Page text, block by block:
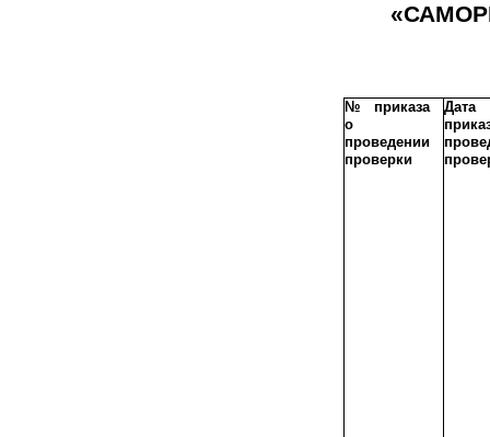
№ приказа
о
проведении
проверки
Дата